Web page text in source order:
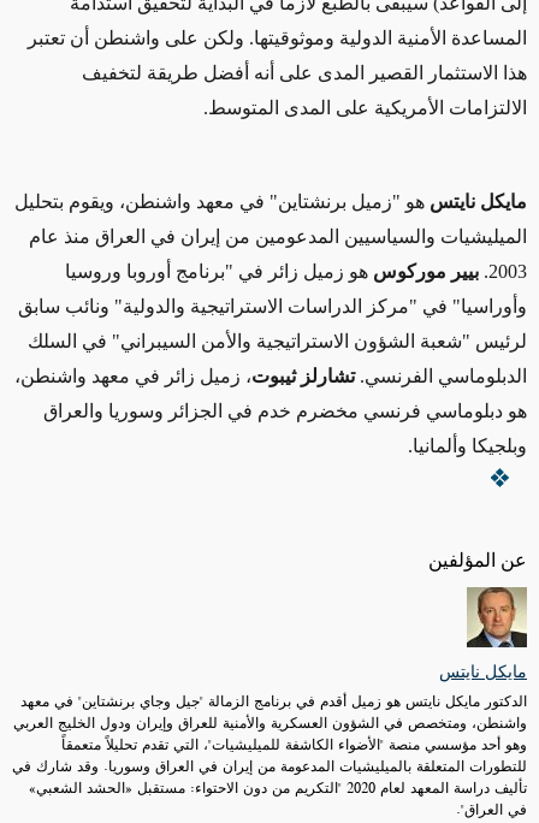
عن المؤلفين
مايكل نايتس
الدكتور مايكل نايتس هو زميل أقدم في برنامج الزمالة "جيل وجاي برنشتاين" في معهد
واشنطن، ومتخصص في الشؤون العسكرية والأمنية للعراق وإيران ودول الخليج العربي
وهو أحد مؤسسي منصة "الأضواء الكاشفة للميليشيات"، التي تقدم تحليلاً متعمقاً
للتطورات المتعلقة بالميليشيات المدعومة من إيران في العراق وسوريا. وقد شارك في
تأليف دراسة المعهد لعام 2020 "التكريم من دون الاحتواء: مستقبل «الحشد الشعبي»
في العراق".
المساعدة الأمنية الدولية وموثوقيتها. ولكن على واشنطن أن تعتبر
هذا الاستثمار القصير المدى على أنه أفضل طريقة لتخفيف
الالتزامات الأمريكية على المدى المتوسط.
مايكل نايتس هو "زميل برنشتاين" في معهد واشنطن، ويقوم بتحليل
الميليشيات والسياسيين المدعومين من إيران في العراق منذ عام
2003. بيير موركوس هو زميل زائر في "برنامج أوروبا وروسيا
وأوراسيا" في "مركز الدراسات الاستراتيجية والدولية" ونائب سابق
لرئيس "شعبة الشؤون الاستراتيجية والأمن السيبراني" في السلك
الدبلوماسي الفرنسي.تشارلز ثيبوت، زميل زائر في معهد واشنطن،
هو دبلوماسي فرنسي مخضرم خدم في الجزائر وسوريا والعراق
وبلجيكا وألمانيا.